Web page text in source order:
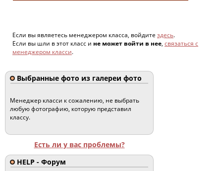
Если вы являетесь менеджером класса, войдите здесь.
Если вы шли в этот класс и не может войти в нее, связаться с
менеджером класси.
Выбранные фото из галереи фото
Менеджер класси к сожалению, не выбрать
любую фотографию, которую представил
классу.
Есть ли у вас проблемы?
HELP - Форум